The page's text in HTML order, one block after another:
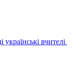
вчителі